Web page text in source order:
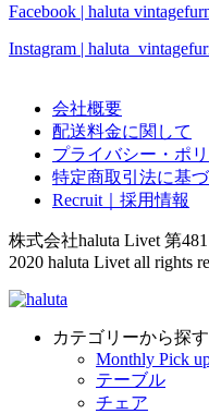
Facebook | haluta
Instagram |
会社概要
配送料金に関して
プライバシー・ポ
特定商取引法に基
Recruit｜採用情報
株式会社haluta Livet 第
2020 haluta Livet all rights
カテゴリーから探
Monthly Pick
テーブル
チェア